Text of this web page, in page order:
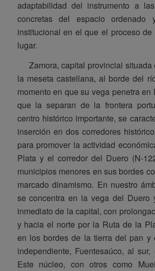
adaptabilidad del instrumento a
concretas del espacio ordenado
institucional en el que el proceso de
lugar.
Zamora, capital provincial situada
la meseta castellana, al borde del
momento en que su vega penetra
que la separan de la frontera
centro histórico importante, se
inserción en dos corredores
para promover la actividad
Plata y el corredor del Duero (N-
municipios menores en sus bordes
marcado dinamismo. En nuestro
se concentra en la vega del Duero
inmediato de la capital, con
y hacia el norte por la Ruta de la
en los bordes de la tierra del pan y
independiente, Fuentesaúco, al
Este núcleo, con otros como